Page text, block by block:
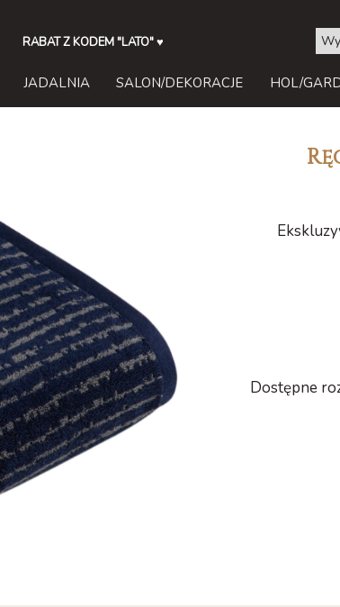
RABAT Z KODEM "LATO"♥
JADALNIA SALON/DEKORACJE HOL/
Dostępne